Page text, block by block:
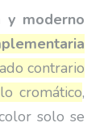
y moderno
contrario
cromático,
solo se